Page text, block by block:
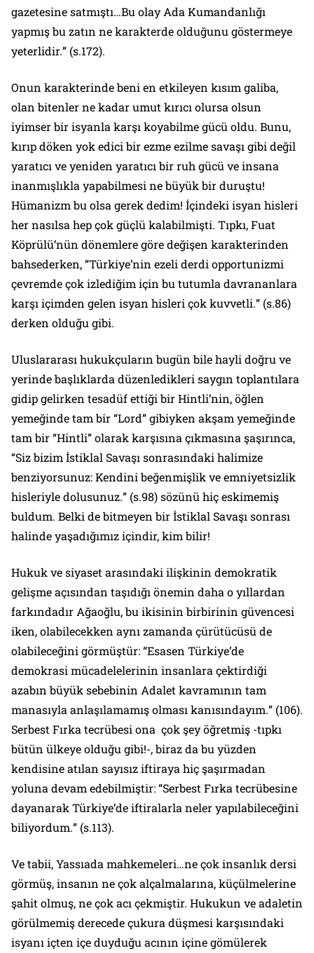
gazetesine satmıştı…Bu olay Ada Kumandanlığı
yapmış bu zatın ne karakterde olduğunu göstermeye
yeterlidir.” (s.172).
Onun karakterinde beni en etkileyen kısım galiba,
olan bitenler ne kadar umut kırıcı olursa olsun
iyimser bir isyanla karşı koyabilme gücü oldu. Bunu,
kırıp döken yok edici bir ezme ezilme savaşı gibi değil
yaratıcı ve yeniden yaratıcı bir ruh gücü ve insana
inanmışlıkla yapabilmesi ne büyük bir duruştu!
Hümanizm bu olsa gerek dedim! İçindeki isyan hisleri
her nasılsa hep çok güçlü kalabilmişti. Tıpkı, Fuat
Köprülü’nün dönemlere göre değişen karakterinden
bahsederken, “Türkiye’nin ezeli derdi opportunizmi
çevremde çok izlediğim için bu tutumla davrananlara
karşı içimden gelen isyan hisleri çok kuvvetli.” (s.86)
derken olduğu gibi.
Uluslararası hukukçuların bugün bile hayli doğru ve
yerinde başlıklarda düzenledikleri saygın toplantılara
gidip gelirken tesadüf ettiği bir Hintli’nin, öğlen
yemeğinde tam bir “Lord” gibiyken akşam yemeğinde
tam bir “Hintli” olarak karşısına çıkmasına şaşırınca,
“Siz bizim İstiklal Savaşı sonrasındaki halimize
benziyorsunuz: Kendini beğenmişlik ve emniyetsizlik
hisleriyle dolusunuz.” (s.98) sözünü hiç eskimemiş
buldum. Belki de bitmeyen bir İstiklal Savaşı sonrası
halinde yaşadığımız içindir, kim bilir!
Hukuk ve siyaset arasındaki ilişkinin demokratik
gelişme açısından taşıdığı önemin daha o yıllardan
farkındadır Ağaoğlu, bu ikisinin birbirinin güvencesi
iken, olabilecekken aynı zamanda çürütücüsü de
olabileceğini görmüştür: “Esasen Türkiye’de
demokrasi mücadelelerinin insanlara çektirdiği
azabın büyük sebebinin Adalet kavramının tam
manasıyla anlaşılamamış olması kanısındayım.” (106).
Serbest Fırka tecrübesi ona çok şey öğretmiş -tıpkı
bütün ülkeye olduğu gibi!-, biraz da bu yüzden
kendisine atılan sayısız iftiraya hiç şaşırmadan
yoluna devam edebilmiştir: “Serbest Fırka tecrübesine
dayanarak Türkiye’de iftiralarla neler yapılabileceğini
biliyordum.” (s.113).
Ve tabii, Yassıada mahkemeleri…ne çok insanlık dersi
görmüş, insanın ne çok alçalmalarına, küçülmelerine
şahit olmuş, ne çok acı çekmiştir. Hukukun ve adaletin
görülmemiş derecede çukura düşmesi karşısındaki
isyanı içten içe duyduğu acının içine gömülerek